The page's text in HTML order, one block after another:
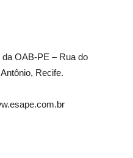
OAB-PE – Rua do
Recife.